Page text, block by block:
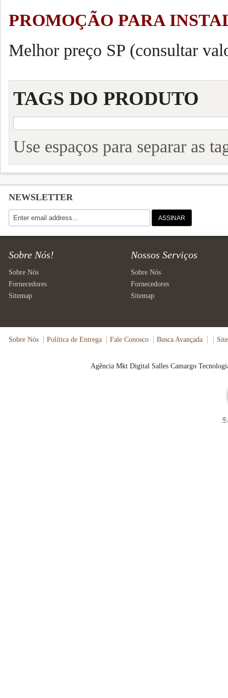
PROMOÇÃO PARA
Melhor preço SP (consultar
TAGS DO PRODUTO
Use espaços para separar as
NEWSLETTER
ASSINAR
Sobre Nós!
Sobre Nós
Fornecedores
Sitemap
Nossos Serviços
Sobre Nós
Fornecedores
Sitemap
Sobre Nós Política de Entrega Fale Conosco Busca Avançada
Agência Mkt Digital Salles Camargo